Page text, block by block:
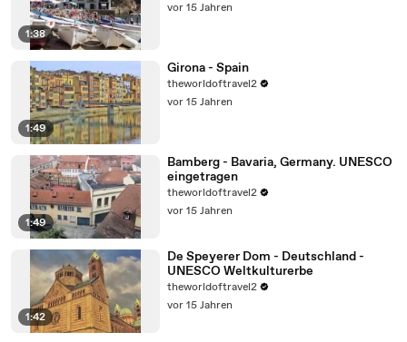
1:38
vor 15 Jahren
1:49
Girona - Spain
theworldoftravel2
vor 15 Jahren
1:49
Bamberg - Bavaria, Germany. UNESCO
eingetragen
theworldoftravel2
vor 15 Jahren
1:42
De Speyerer Dom - Deutschland -
UNESCO Weltkulturerbe
theworldoftravel2
vor 15 Jahren